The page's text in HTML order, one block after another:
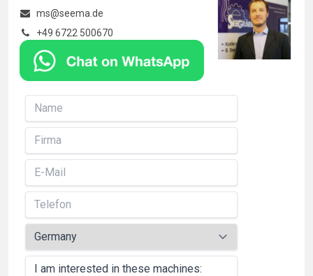
ms@seema.de
+49 6722 500670